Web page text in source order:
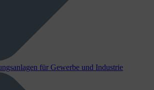
für Gewerbe und Industrie